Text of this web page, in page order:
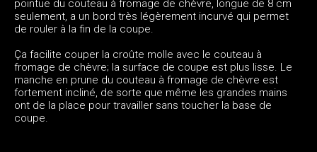
pointue du couteau à fromage de chèvre, longue de 8 cm
seulement, a un bord très légèrement incurvé qui permet
de rouler à la fin de la coupe.
Ça facilite couper la croûte molle avec le couteau à
fromage de chèvre; la surface de coupe est plus lisse. Le
manche en prune du couteau à fromage de chèvre est
fortement incliné, de sorte que même les grandes mains
ont de la place pour travailler sans toucher la base de
coupe.